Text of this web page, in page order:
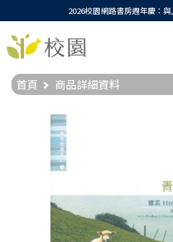
2026校園網路書房週年慶：
首頁 商品詳細資料